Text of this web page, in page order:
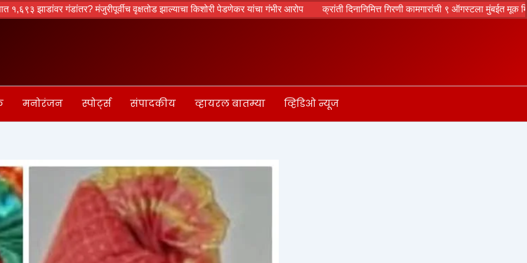
मंजुरीपूर्वीच वृक्षतोड झाल्याचा किशोरी पेडणेकर यांचा गंभीर आरोप क्रांती दिनानिमित्त गिरणी कामगारांची ९ ऑगस्टला मुंबईत मूक मिरवणूक;
मनोरंजन स्पोर्ट्स संपादकीय व्हायरल बातम्या व्हिडिओ न्यूज